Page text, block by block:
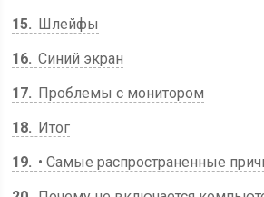
15
Шлейфы
16 Синий экран
17
Проблемы с монитором
18
Итог
19
• Самые распространенные